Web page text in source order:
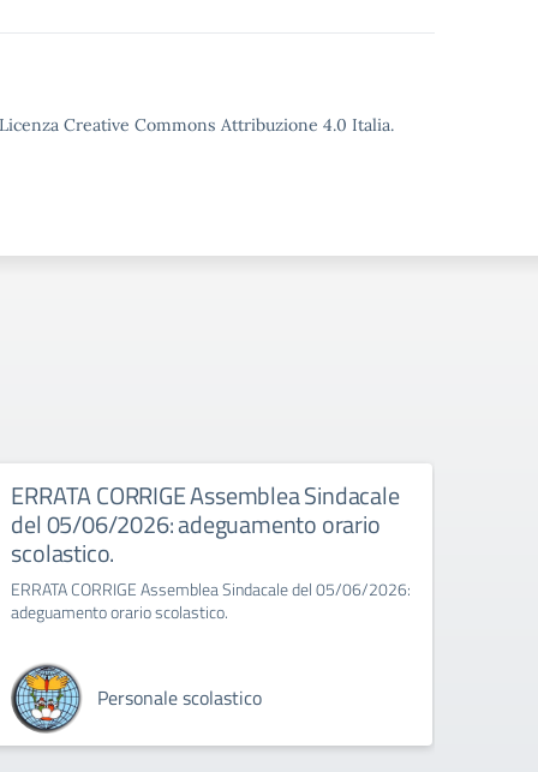
Creative Commons Attribuzione 4.0 Italia.
ERRATA CORRIGE Assemblea Sindacale
del 05/06/2026: adeguamento orario
scolastico.
ERRATA CORRIGE Assemblea Sindacale del 05/06/2026:
adeguamento orario scolastico.
Personale scolastico